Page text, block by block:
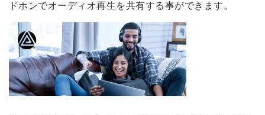
ドホンでオーディオ再生を共有する事ができます。